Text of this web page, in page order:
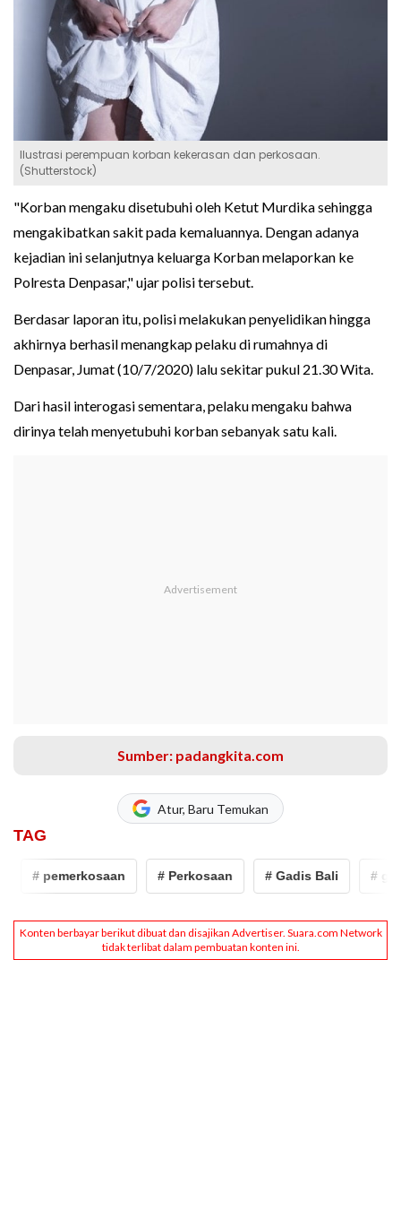
Ilustrasi perempuan korban kekerasan dan perkosaan.
(Shutterstock)
"Korban mengaku disetubuhi oleh Ketut Murdika sehingga
mengakibatkan sakit pada kemaluannya. Dengan adanya
kejadian ini selanjutnya keluarga Korban melaporkan ke
Polresta Denpasar," ujar polisi tersebut.
Berdasar laporan itu, polisi melakukan penyelidikan hingga
akhirnya berhasil menangkap pelaku di rumahnya di
Denpasar, Jumat (10/7/2020) lalu sekitar pukul 21.30 Wita.
Dari hasil interogasi sementara, pelaku mengaku bahwa
dirinya telah menyetubuhi korban sebanyak satu kali.
Sumber: padangkita.com
Atur, Baru Temukan
TAG
# pemerkosaan # Perkosaan # Gadis Bali #